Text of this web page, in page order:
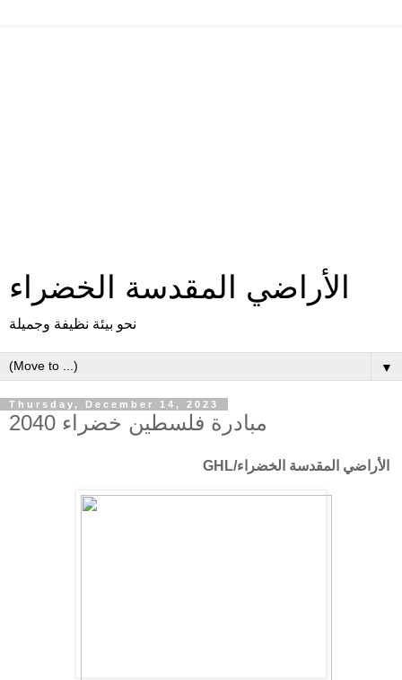
الأراضي المقدسة الخضراء
نحو بيئة نظيفة وجميلة
▼
Thursday, December 14, 2023
مبادرة فلسطين خضراء 2040
الأراضي المقدسة الخضراء/GHL